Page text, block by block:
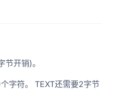
开销)。
字符。 TEXT还需要2字节